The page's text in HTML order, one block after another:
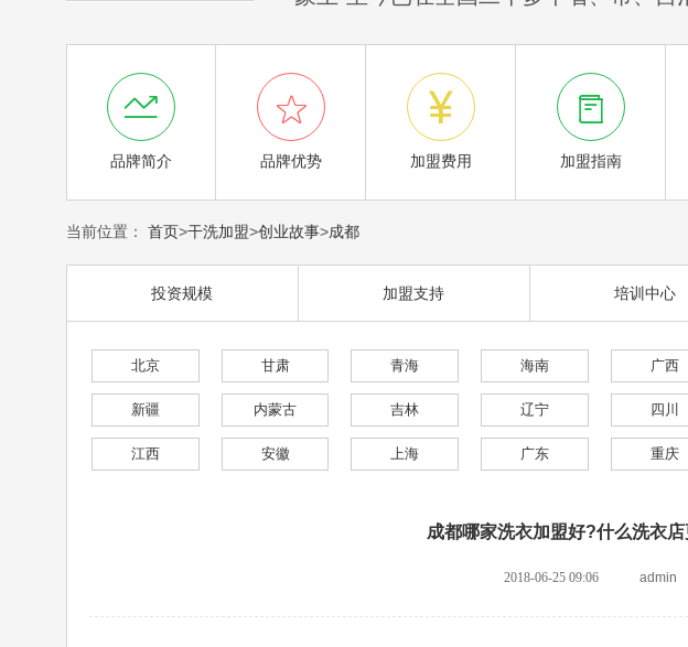

品牌简介

品牌优势

加盟费用

加盟指南
当前位置： 首页>干洗加盟>创业故事>成都
投资规模 加盟支持 培训中心
北京 甘肃 青海 海南 广西
新疆 内蒙古 吉林 辽宁 四川
江西 安徽 上海 广东 重庆
成都哪家洗衣加盟好?什么洗衣
2018-06-25 09:06 admin